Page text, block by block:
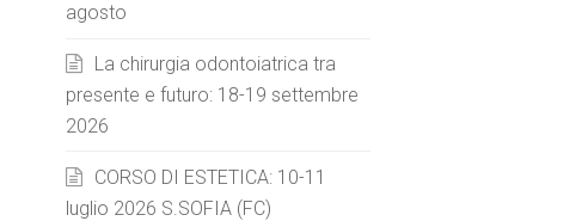
agosto
La chirurgia odontoiatrica tra
presente e futuro: 18-19 settembre
2026
CORSO DI ESTETICA: 10-11
luglio 2026 S.SOFIA (FC)